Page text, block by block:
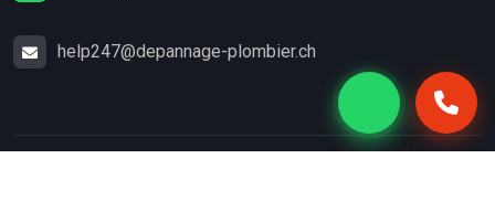
help247@depannage-plombier.ch